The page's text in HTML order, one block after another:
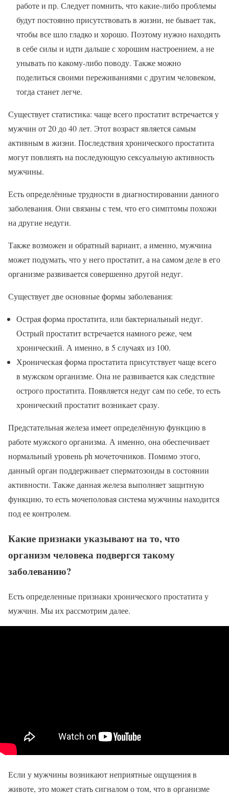
работе и пр. Следует помнить, что какие-либо проблемы
будут постоянно присутствовать в жизни, не бывает так,
чтобы все шло гладко и хорошо. Поэтому нужно находить
в себе силы и идти дальше с хорошим настроением, а не
унывать по какому-либо поводу. Также можно
поделиться своими переживаниями с другим человеком,
тогда станет легче.
Существует статистика: чаще всего простатит встречается у
мужчин от 20 до 40 лет. Этот возраст является самым
активным в жизни. Последствия хронического простатита
могут повлиять на последующую сексуальную активность
мужчины.
Есть определённые трудности в диагностировании данного
заболевания. Они связаны с тем, что его симптомы похожи
на другие недуги.
Также возможен и обратный вариант, а именно, мужчина
может подумать, что у него простатит, а на самом деле в его
организме развивается совершенно другой недуг.
Существует две основные формы заболевания:
Острая форма простатита, или бактериальный недуг.
Острый простатит встречается намного реже, чем
хронический. А именно, в 5 случаях из 100.
Хроническая форма простатита присутствует чаще всего
в мужском организме. Она не развивается как следствие
острого простатита. Появляется недуг сам по себе, то есть
хронический простатит возникает сразу.
Предстательная железа имеет определённую функцию в
работе мужского организма. А именно, она обеспечивает
нормальный уровень ph мочеточников. Помимо этого,
данный орган поддерживает сперматозоиды в состоянии
активности. Также данная железа выполняет защитную
функцию, то есть мочеполовая система мужчины находится
под ее контролем.
Какие признаки указывают на то, что
организм человека подвергся такому
заболеванию?
Есть определенные признаки хронического простатита у
мужчин. Мы их рассмотрим далее.
Если у мужчины возникают неприятные ощущения в
животе, это может стать сигналом о том, что в организме